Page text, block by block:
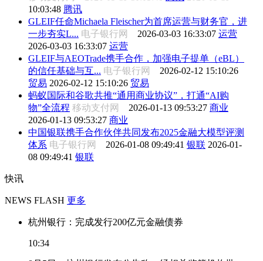
10:03:48 腾讯
GLEIF任命Michaela Fleischer为首席运营与财务官，进
一步夯实L... 电子银行网 2026-03-03 16:33:07 运营
2026-03-03 16:33:07 运营
GLEIF与AEOTrade携手合作，加强电子提单（eBL）
的信任基础与互... 电子银行网 2026-02-12 15:10:26
贸易 2026-02-12 15:10:26 贸易
蚂蚁国际和谷歌共推“通用商业协议”，打通“AI购
物”全流程 移动支付网 2026-01-13 09:53:27 商业
2026-01-13 09:53:27 商业
中国银联携手合作伙伴共同发布2025金融大模型评测
体系 电子银行网 2026-01-08 09:49:41 银联 2026-01-
08 09:49:41 银联
快讯
NEWS FLASH 更多
杭州银行：完成发行200亿元金融债券
10:34